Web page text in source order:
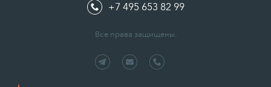
+7 495 653 82 99
Все права защищены.